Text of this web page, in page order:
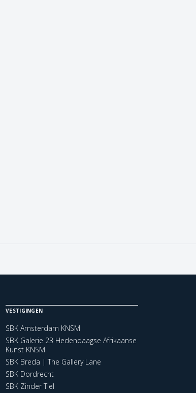
VESTIGINGEN
SBK Amsterdam KNSM
SBK Galerie 23 Hedendaagse Afrikaanse
Kunst KNSM
SBK Breda | The Gallery Lane
SBK Dordrecht
SBK Zinder Tiel